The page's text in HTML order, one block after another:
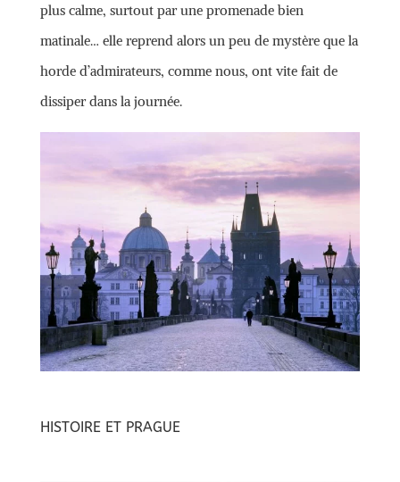
plus calme, surtout par une promenade bien
matinale… elle reprend alors un peu de mystère que la
horde d’admirateurs, comme nous, ont vite fait de
dissiper dans la journée.
HISTOIRE ET PRAGUE